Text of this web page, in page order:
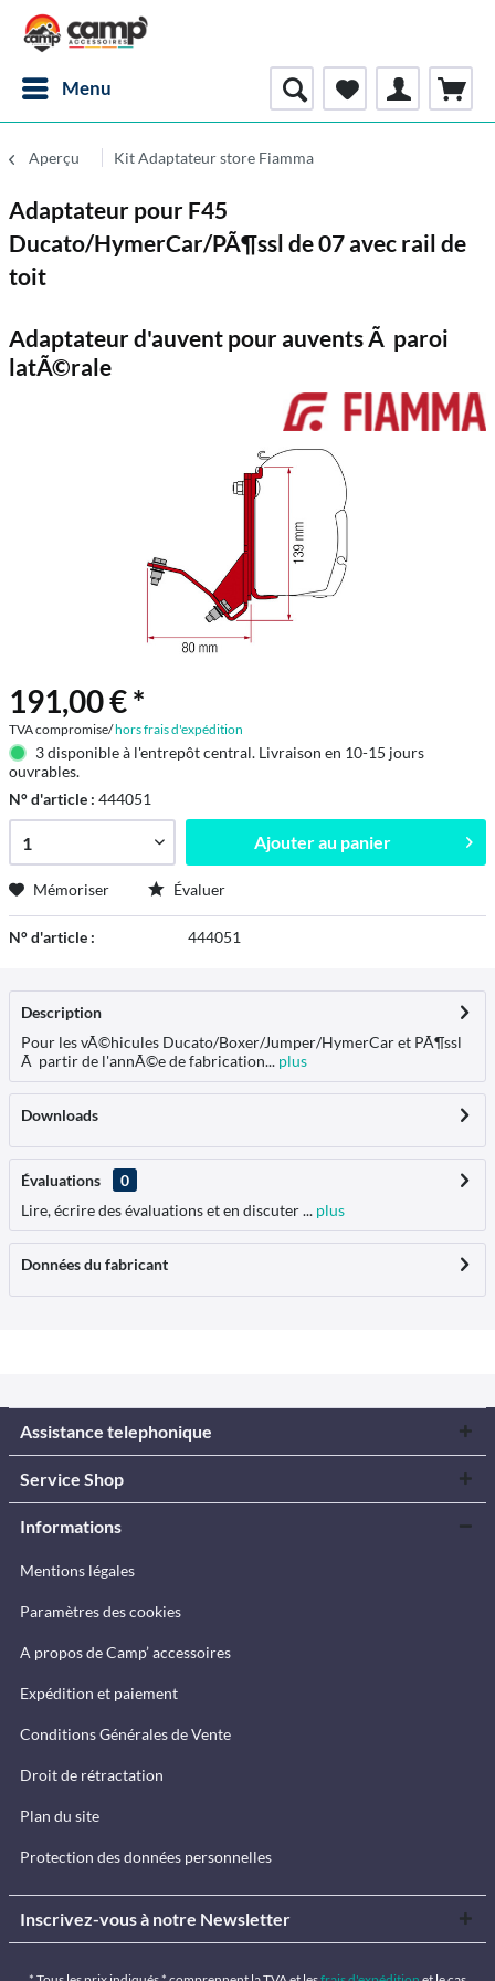
Menu
Aperçu Kit Adaptateur store Fiamma
Adaptateur pour F45
Ducato/HymerCar/PÃ¶ssl de 07 avec rail de
toit
Adaptateur d'auvent pour auvents Ã paroi
latÃ©rale
191,00 € *
TVA compromise/hors frais d'expédition
3 disponible à l'entrepôt central. Livraison en 10-15 jours
ouvrables.
N° d'article : 444051
Ajouter au panier
Mémoriser Évaluer
N° d'article : 444051
Description
Pour les vÃ©hicules Ducato/Boxer/Jumper/HymerCar et PÃ¶ssl
Ã partir de l'annÃ©e de fabrication... plus
Downloads
Évaluations
0
Lire, écrire des évaluations et en discuter ... plus
Données du fabricant
Assistance telephonique
Service Shop
Informations
Mentions légales
Paramètres des cookies
A propos de Camp’ accessoires
Expédition et paiement
Conditions Générales de Vente
Droit de rétractation
Plan du site
Protection des données personnelles
Inscrivez-vous à notre Newsletter